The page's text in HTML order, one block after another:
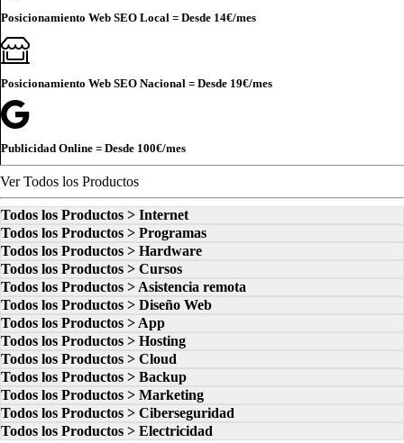
Posicionamiento Web SEO Local = Desde 14€/mes
Posicionamiento Web SEO Nacional = Desde 19€/mes
Publicidad Online = Desde 100€/mes
Ver Todos los Productos
Todos los Productos > Internet
Todos los Productos > Programas
Todos los Productos > Hardware
Todos los Productos > Cursos
Todos los Productos > Asistencia remota
Todos los Productos > Diseño Web
Todos los Productos > App
Todos los Productos > Hosting
Todos los Productos > Cloud
Todos los Productos > Backup
Todos los Productos > Marketing
Todos los Productos > Ciberseguridad
Todos los Productos > Electricidad